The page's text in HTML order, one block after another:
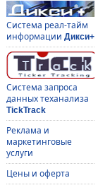
Система реал-тайм
информации Дикси+
Система запроса
данных теханализа
TickTrack
Реклама и
маркетинговые
услуги
Цены и оферта